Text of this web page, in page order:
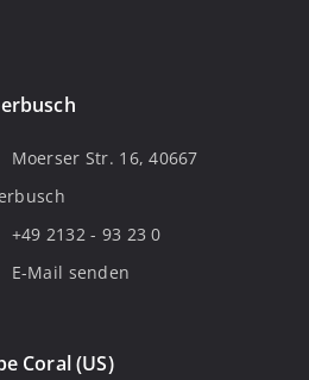
Moerser Str. 16, 40667
+49 2132 - 93 23 0
E-Mail senden
Coral (US)